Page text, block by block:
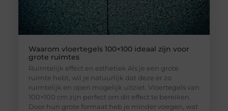
Waarom vloertegels 100×100 ideaal zijn voor
grote ruimtes
Ruimtelijk effect en esthetiek Als je een grote
ruimte hebt, wil je natuurlijk dat deze er zo
ruimtelijk en open mogelijk uitziet. Vloertegels van
100×100 cm zijn perfect om dit effect te bereiken.
Door hun grote formaat heb je minder voegen, wat